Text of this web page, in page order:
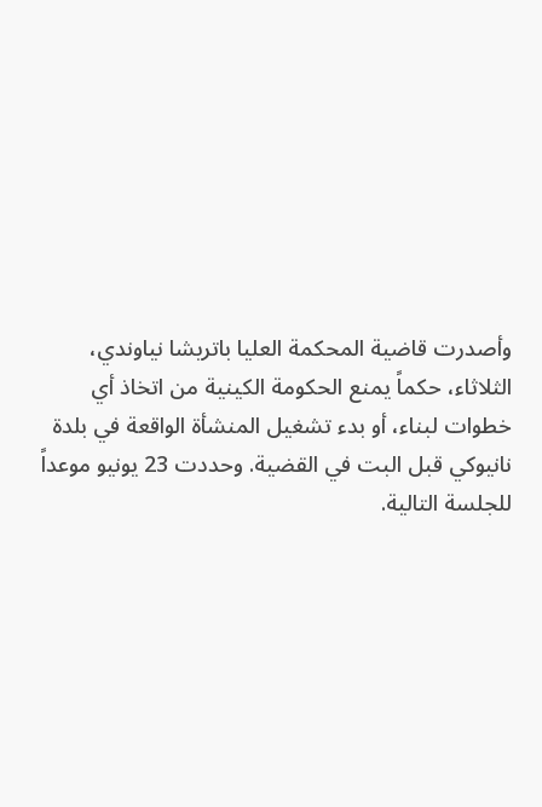
وأصدرت قاضية المحكمة العليا باتريشا نياوندي،
الثلاثاء، حكماً يمنع الحكومة الكينية من اتخاذ أي
خطوات لبناء، أو بدء تشغيل المنشأة الواقعة في بلدة
نانيوكي قبل البت في القضية. وحددت 23 يونيو موعداً
للجلسة التالية.